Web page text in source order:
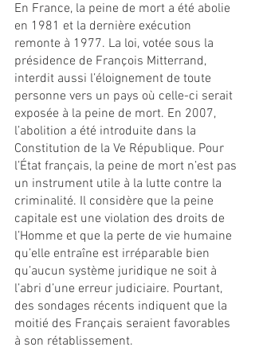
En France, la peine de mort a été abolie
en 1981 et la dernière exécution
remonte à 1977. La loi, votée sous la
présidence de François Mitterrand,
interdit aussi l’éloignement de toute
personne vers un pays où celle-ci serait
exposée à la peine de mort. En 2007,
l’abolition a été introduite dans la
Constitution de la Ve République. Pour
l’État français, la peine de mort n’est pas
un instrument utile à la lutte contre la
criminalité. Il considère que la peine
capitale est une violation des droits de
l’Homme et que la perte de vie humaine
qu’elle entraîne est irréparable bien
qu’aucun système juridique ne soit à
l’abri d’une erreur judiciaire. Pourtant,
des sondages récents indiquent que la
moitié des Français seraient favorables
à son rétablissement.